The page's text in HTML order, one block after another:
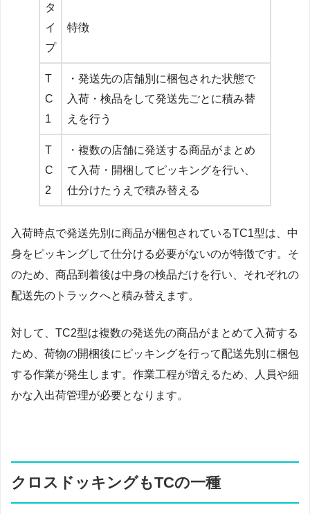
タ
イ
プ
特徴
T
C
1
・発送先の店舗別に梱包された状態で
入荷・検品をして発送先ごとに積み替
えを行う
T
C
2
・複数の店舗に発送する商品がまとめ
て入荷・開梱してピッキングを行い、
仕分けたうえで積み替える
入荷時点で発送先別に商品が梱包されているTC1型は、中
身をピッキングして仕分ける必要がないのが特徴です。そ
のため、商品到着後は中身の検品だけを行い、それぞれの
配送先のトラックへと積み替えます。
対して、TC2型は複数の発送先の商品がまとめて入荷する
ため、荷物の開梱後にピッキングを行って配送先別に梱包
する作業が発生します。作業工程が増えるため、人員や細
かな入出荷管理が必要となります。
クロスドッキングもTCの一種